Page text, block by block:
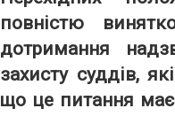
повністю
дотримання
захисту суддів,
що це питання має